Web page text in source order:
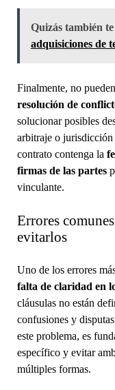
Quizás también
adquisiciones de
Finalmente, no
resolución de
solucionar posibles
arbitraje o
contrato contenga la
firmas de las partes
vinculante.
Errores
evitarlos
Uno de los errores
falta de claridad en
cláusulas no están
confusiones y
este problema, es
específico y evitar
múltiples formas.